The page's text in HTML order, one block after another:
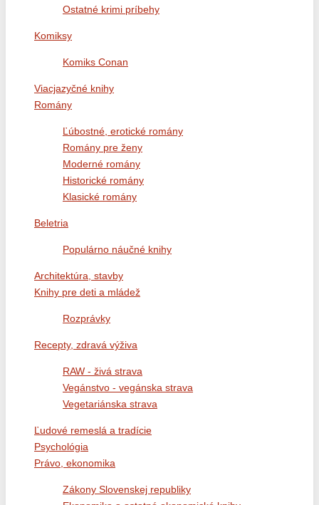
Ostatné krimi príbehy
Komiksy
Komiks Conan
Viacjazyčné knihy
Romány
Ľúbostné, erotické romány
Romány pre ženy
Moderné romány
Historické romány
Klasické romány
Beletria
Populárno náučné knihy
Architektúra, stavby
Knihy pre deti a mládež
Rozprávky
Recepty, zdravá výživa
RAW - živá strava
Vegánstvo - vegánska strava
Vegetariánska strava
Ľudové remeslá a tradície
Psychológia
Právo, ekonomika
Zákony Slovenskej republiky